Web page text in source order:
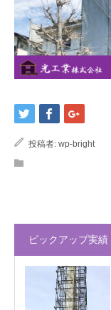
投稿者: wp-bright
ピックアップ実績
採用情報
会社概要